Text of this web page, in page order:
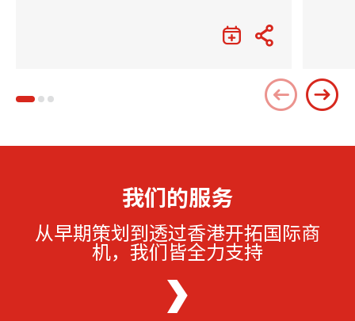
我们的服务
从早期策划到透过香港开拓国际商
机，我们皆全力支持